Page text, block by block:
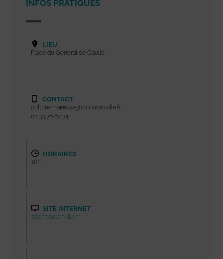
INFOS PRATIQUES
LIEU
Place du Général de Gaulle
CONTACT
culture.mairie@agoncoutainville.fr
02 33 76 67 34
HORAIRES
16h
SITE INTERNET
agoncoutainville.fr